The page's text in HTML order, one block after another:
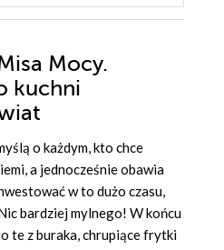
Mocy.
kuchni
o każdym, kto chce
a jednocześnie obawia
w to dużo czasu,
bardziej mylnego! W końcu
te z buraka, chrupiące frytki